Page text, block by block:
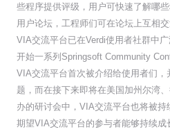
些程序提供评级，用户可快速了解哪
用户论坛，工程师们可在论坛上互相
VIA交流平台已在Verdi使用者社群中
开始一系列Springsoft Community
VIA交流平台首次被介绍给使用者们
题，而在接下来即将在美国加州尔湾
办的研讨会中，VIA交流平台也将被
期望VIA交流平台的参与者能够持续成